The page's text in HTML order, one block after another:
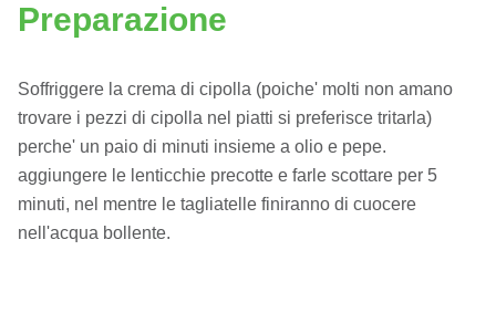
Preparazione
Soffriggere la crema di cipolla (poiche' molti non amano
trovare i pezzi di cipolla nel piatti si preferisce tritarla)
perche' un paio di minuti insieme a olio e pepe.
aggiungere le lenticchie precotte e farle scottare per 5
minuti, nel mentre le tagliatelle finiranno di cuocere
nell'acqua bollente.